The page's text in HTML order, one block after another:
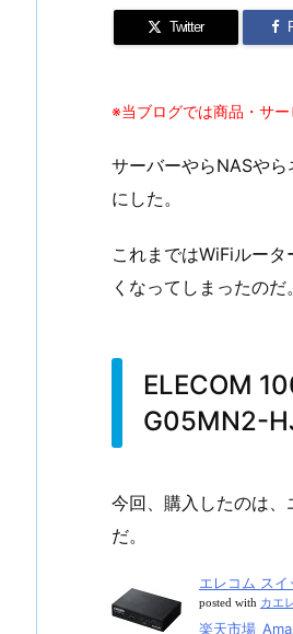
Twitter
※当ブログでは商品・サー
サーバーやらNASや
にした。
これまではWiFiルー
くなってしまったのだ。
ELECOM
G05MN2-
今回、購入したのは
だ。
エレコム ス
posted with カエ
楽天市場